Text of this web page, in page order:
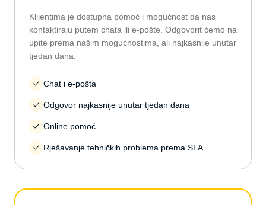
Klijentima je dostupna pomoć i mogućnost da nas
kontaktiraju putem chata ili e-pošte. Odgovorit ćemo na
upite prema našim mogućnostima, ali najkasnije unutar
tjedan dana.
Chat i e-pošta
Odgovor najkasnije unutar tjedan dana
Online pomoć
Rješavanje tehničkih problema prema SLA